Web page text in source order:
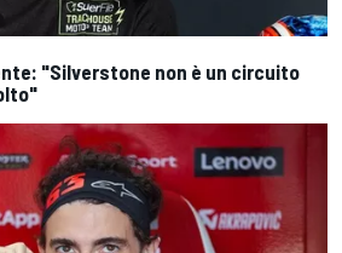
"Silverstone non è un circuito